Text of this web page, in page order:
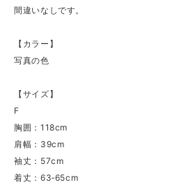
間違いなしです。
【カラー】
写真の色
【サイズ】
F
胸囲：118cm
肩幅：39cm
袖丈：57cm
着丈：63‐65cm